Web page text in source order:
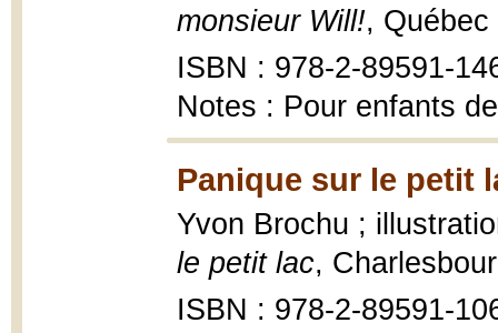
monsieur Will!,
ISBN : 978-2-89591-
Notes : Pour enfants
Panique sur le petit
Yvon Brochu ;
le petit lac,
ISBN : 978-2-89591-